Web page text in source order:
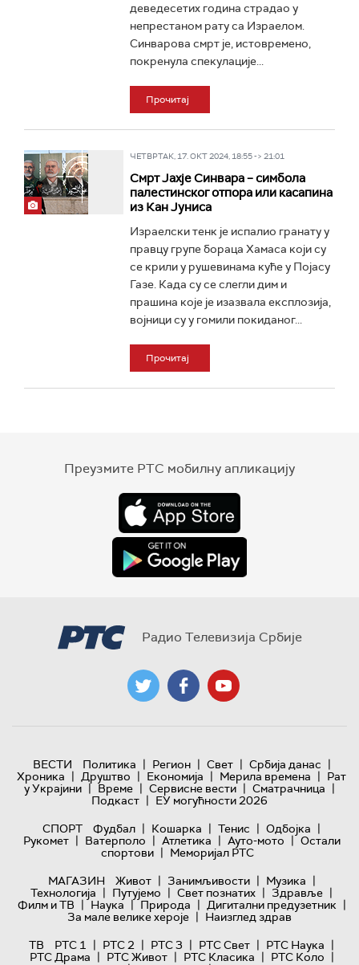
деведесетих година страдао у
непрестаном рату са Израелом.
Синварова смрт је, истовремено,
покренула спекулације...
Прочитај
ЧЕТВРТАК, 17. ОКТ 2024, 18:55 -> 21:01
Смрт Јахје Синвара – симбола
палестинског отпора или касапина
из Кан Јуниса
Израелски тенк је испалио гранату у
правцу групе бораца Хамаса који су
се крили у рушевинама куће у Појасу
Газе. Када су се слегли дим и
прашина које је изазвала експлозија,
војници су у гомили покиданог...
Прочитај
Преузмите РТС мобилну апликацију
Радио Телевизија Србије
ВЕСТИ Политика | Регион | Свет | Србија данас |
Хроника | Друштво | Економија | Мерила времена | Рат
у Украјини | Време | Сервисне вести | Сматрачница |
Подкаст | ЕУ могућности 2026
СПОРТ
Фудбал | Кошарка | Тенис | Одбојка |
Рукомет | Ватерполо | Атлетика | Ауто-мото | Остали
спортови | Меморијал РТС
МАГАЗИН
Живот | Занимљивости | Музика |
Технологијa | Путујемо | Свет познатих | Здравље |
Филм и ТВ | Наука | Природа | Дигитални предузетник |
За мале велике хероје | Наизглед здрав
ТВ
РТС 1 | РТС 2 | РТС 3 | РТС Свет | РТС Наука |
РТС Драма | РТС Живот | РТС Класика | РТС Коло |